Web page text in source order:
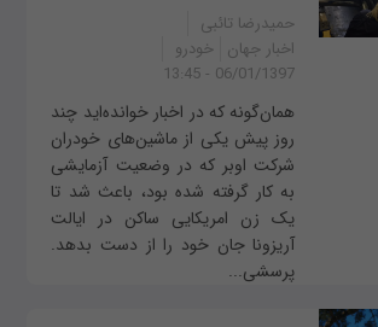
حمیدرضا تائبی
اخبار جهان
خودرو
06/01/1397 - 13:45
همان‌گونه که در اخبار خوانده‌اید چند
روز پیش یکی از ماشین‌های خودران
شرکت اوبر که در وضعیت آزمایشی
به کار گرفته شده بود، باعث شد تا
یک زن امریکایی ساکن در ایالت
آریزونا جان خود را از دست بدهد.
پرسشی...